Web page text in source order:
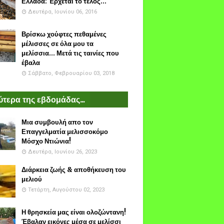
Δευτέρα, Ιουνίου 06, 2016
Βρίσκω χούφτες πεθαμένες
μέλισσες σε όλα μου τα
μελίσσια... Μετά τις ταινίες που
έβαλα
Σάββατο, Φεβρουαρίου 03, 2018
της εβδομάδας...
Μια συμβουλή απο τον
Επαγγελματία μελισσοκόμο
Μόσχο Ντιώνια!
Δευτέρα, Ιουνίου 26, 2023
Διάρκεια ζωής & αποθήκευση του
μελιού
Τετάρτη, Αυγούστου 02, 2023
Η θρησκεία μας είναι ολοζώντανη!
Έβαλαν εικόνες μέσα σε μελίσσι